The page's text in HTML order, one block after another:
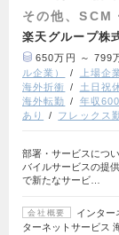
その他、SCM
楽天グループ株
650万円 ～ 799
ル企業）
上場企
海外折衝
土日祝
海外転勤
年収
あり
フレックス
部署・サービスにつ
バイルサービスの提
で新たなサービ…
会社概要
インター
ターネットサービス